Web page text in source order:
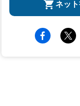
ネッ